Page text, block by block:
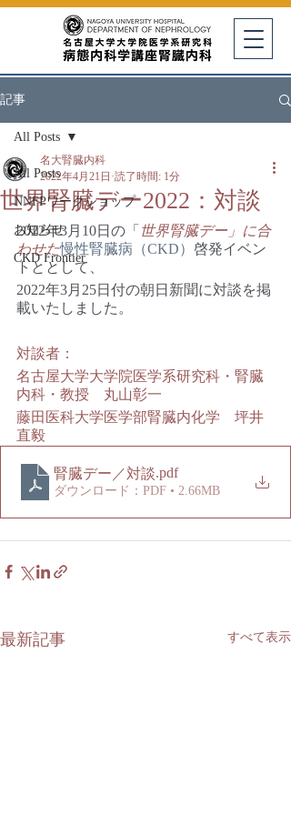
記事
All Posts
NNFPワークショップ
お知らせ
CKD Frontier
All Posts
世界腎臓デー2022：対談
名大腎臓内科
2022年4月21日 読了時間: 1分
2022年3月10日の「 世界腎臓デー」に合
わせた慢性腎臓病（CKD） 啓発イベン
トととして、
2022年3月25日付の朝日新聞に対談を掲
載いたしました。
対談者：
名古屋大学大学院医学系研究科・腎臓
内科・教授　丸山彰一
藤田医科大学医学部腎臓内化学　坪井
直毅
腎臓デー／対談.pdf
ダウンロード：PDF • 2.66MB
最新記事 すべて表示